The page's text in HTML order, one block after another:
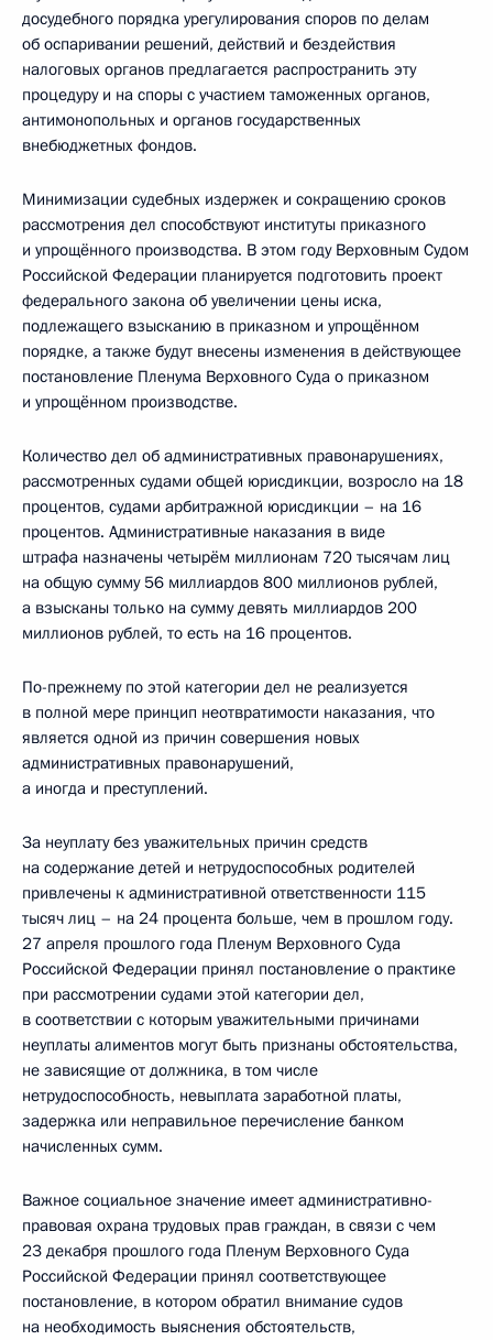
досудебного порядка урегулирования споров по делам
об оспаривании решений, действий и бездействия
налоговых органов предлагается распространить эту
процедуру и на споры с участием таможенных органов,
антимонопольных и органов государственных
внебюджетных фондов.
Минимизации судебных издержек и сокращению сроков
рассмотрения дел способствуют институты приказного
и упрощённого производства. В этом году Верховным Судом
Российской Федерации планируется подготовить проект
федерального закона об увеличении цены иска,
подлежащего взысканию в приказном и упрощённом
порядке, а также будут внесены изменения в действующее
постановление Пленума Верховного Суда о приказном
и упрощённом производстве.
Количество дел об административных правонарушениях,
рассмотренных судами общей юрисдикции, возросло на 18
процентов, судами арбитражной юрисдикции – на 16
процентов. Административные наказания в виде
штрафа назначены четырём миллионам 720 тысячам лиц
на общую сумму 56 миллиардов 800 миллионов рублей,
а взысканы только на сумму девять миллиардов 200
миллионов рублей, то есть на 16 процентов.
По-прежнему по этой категории дел не реализуется
в полной мере принцип неотвратимости наказания, что
является одной из причин совершения новых
административных правонарушений,
а иногда и преступлений.
За неуплату без уважительных причин средств
на содержание детей и нетрудоспособных родителей
привлечены к административной ответственности 115
тысяч лиц – на 24 процента больше, чем в прошлом году.
27 апреля прошлого года Пленум Верховного Суда
Российской Федерации принял постановление о практике
при рассмотрении судами этой категории дел,
в соответствии с которым уважительными причинами
неуплаты алиментов могут быть признаны обстоятельства,
не зависящие от должника, в том числе
нетрудоспособность, невыплата заработной платы,
задержка или неправильное перечисление банком
начисленных сумм.
Важное социальное значение имеет административно-
правовая охрана трудовых прав граждан, в связи с чем
23 декабря прошлого года Пленум Верховного Суда
Российской Федерации принял соответствующее
постановление, в котором обратил внимание судов
на необходимость выяснения обстоятельств,